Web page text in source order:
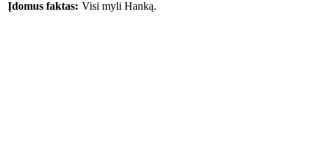
Įdomus faktas: Visi myli Hanką.